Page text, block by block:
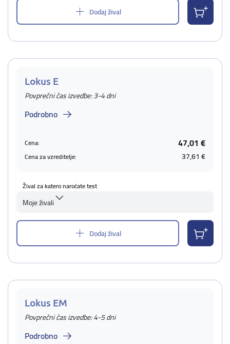
Dodaj žival
Lokus E
Povprečni čas izvedbe: 3-4 dni
Podrobno
Cena: 47,01 €
Cena za vzreditelje: 37,61 €
Žival za katero naročate test
Moje živali
Dodaj žival
Lokus EM
Povprečni čas izvedbe: 4-5 dni
Podrobno